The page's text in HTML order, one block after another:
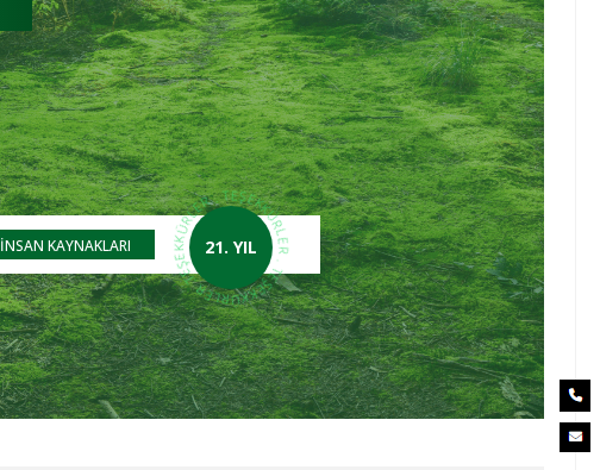
İNSAN KAYNAKLARI TEŞEKKÜRLER . TEŞEKKÜRLER . TEŞEKKÜRLER .
21. YIL